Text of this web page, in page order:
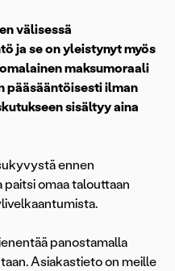
välisessä
ja se on yleistynyt myös
maksumoraali
pääsääntöisesti ilman
sisältyy aina
ennen
omaa talouttaan
panostamalla
Asiakastieto on meille